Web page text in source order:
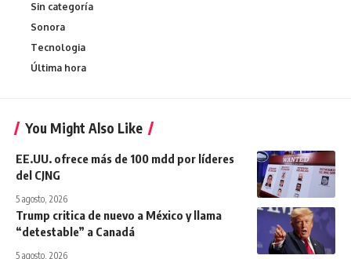
Sin categoría
Sonora
Tecnologia
Última hora
You Might Also Like
EE.UU. ofrece más de 100 mdd por líderes
del CJNG
5 agosto, 2026
Trump critica de nuevo a México y llama
“detestable” a Canadá
5 agosto, 2026